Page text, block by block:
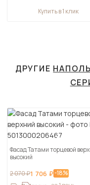
Купить в 1 клик
ДРУГИЕ
Фасад Татами торцевой
высокий
2 070 ₽1 706 ₽-18%